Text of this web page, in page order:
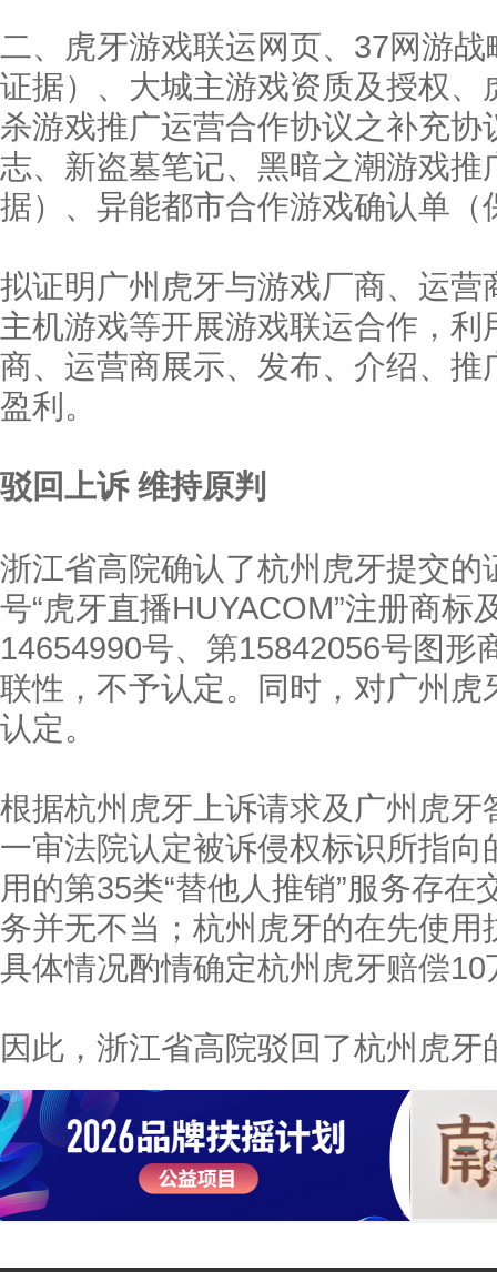
二、虎牙游戏联运网页、37网游
证据）、大城主游戏资质及授权
杀游戏推广运营合作协议之补充
志、新盗墓笔记、黑暗之潮游戏
据）、异能都市合作游戏确认单（
拟证明广州虎牙与游戏厂商、运
主机游戏等开展游戏联运合作，
商、运营商展示、发布、介绍、
盈利。
驳回上诉 维持原判
浙江省高院确认了杭州虎牙提交
号“虎牙直播HUYACOM”注册商标
14654990号、第15842056号图形
联性，不予认定。同时，对广州
认定。
根据杭州虎牙上诉请求及广州虎
一审法院认定被诉侵权标识所指
用的第35类“替他人推销”服务存
务并无不当；杭州虎牙的在先使
具体情况酌情确定杭州虎牙赔偿
因此，浙江省高院驳回了杭州虎